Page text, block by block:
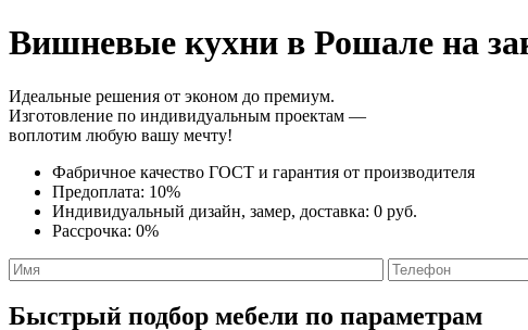
Вишневые кухни в Рошале на
Идеальные решения от эконом до премиум.
Изготовление по индивидуальным проектам —
воплотим любую вашу мечту!
Фабричное качество ГОСТ и гарантия от производителя
Предоплата: 10%
Индивидуальный дизайн, замер, доставка: 0 руб.
Рассрочка: 0%
Быстрый подбор мебели по параметрам